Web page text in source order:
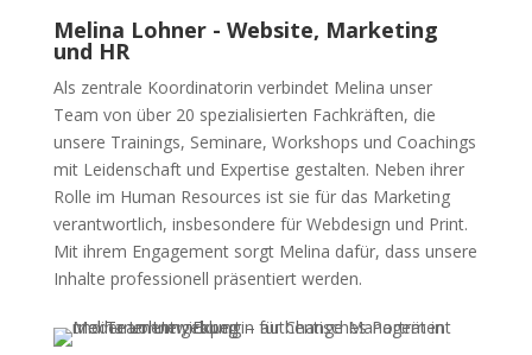
Melina Lohner - Website, Marketing
und HR
Als zentrale Koordinatorin verbindet Melina unser
Team von über 20 spezialisierten Fachkräften, die
unsere Trainings, Seminare, Workshops und Coachings
mit Leidenschaft und Expertise gestalten. Neben ihrer
Rolle im Human Resources ist sie für das Marketing
verantwortlich, insbesondere für Webdesign und Print.
Mit ihrem Engagement sorgt Melina dafür, dass unsere
Inhalte professionell präsentiert werden.